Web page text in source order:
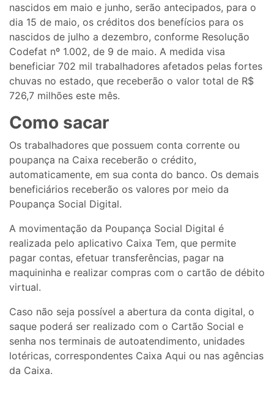
nascidos em maio e junho, serão antecipados, para o
dia 15 de maio, os créditos dos benefícios para os
nascidos de julho a dezembro, conforme Resolução
Codefat nº 1.002, de 9 de maio. A medida visa
beneficiar 702 mil trabalhadores afetados pelas fortes
chuvas no estado, que receberão o valor total de R$
726,7 milhões este mês.
Como sacar
Os trabalhadores que possuem conta corrente ou
poupança na Caixa receberão o crédito,
automaticamente, em sua conta do banco. Os demais
beneficiários receberão os valores por meio da
Poupança Social Digital.
A movimentação da Poupança Social Digital é
realizada pelo aplicativo Caixa Tem, que permite
pagar contas, efetuar transferências, pagar na
maquininha e realizar compras com o cartão de débito
virtual.
Caso não seja possível a abertura da conta digital, o
saque poderá ser realizado com o Cartão Social e
senha nos terminais de autoatendimento, unidades
lotéricas, correspondentes Caixa Aqui ou nas agências
da Caixa.